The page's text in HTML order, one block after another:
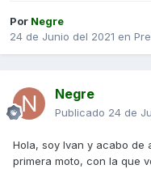
Por Negre
24 de Junio del 2021 en
Negre
Publicado 24 de
Hola, soy Ivan y acabo de
primera moto, con la que